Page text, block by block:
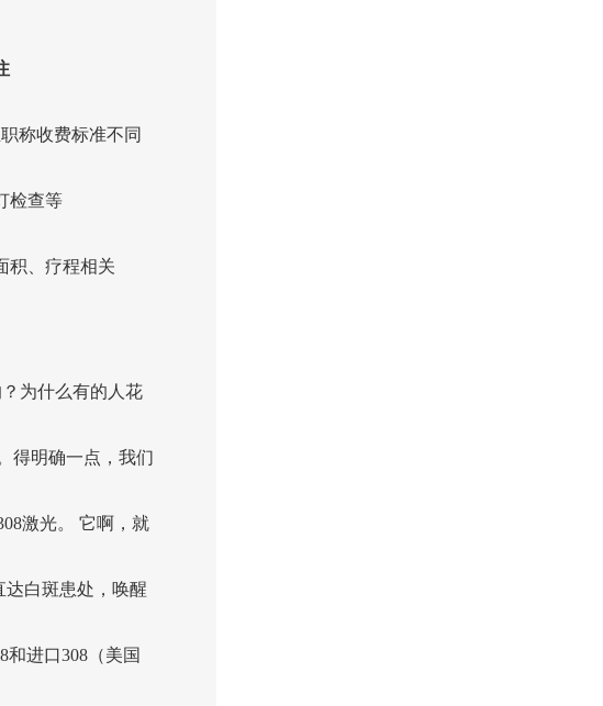
称收费标准不同
检查等
积、疗程相关
为什么有的人花
得明确一点，我们
激光。 它啊，就
达白斑患处，唤醒
进口308（美国